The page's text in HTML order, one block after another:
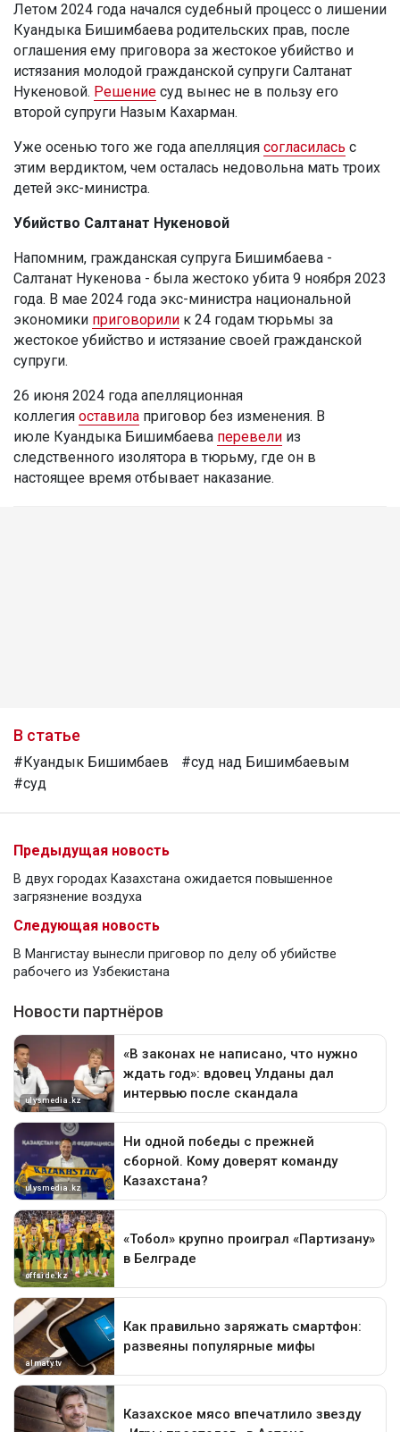
Летом 2024 года начался судебный процесс о лишении
Куандыка Бишимбаева родительских прав, после
оглашения ему приговора за жестокое убийство и
истязания молодой гражданской супруги Салтанат
Нукеновой. Решение суд вынес не в пользу его
второй супруги Назым Кахарман.
Уже осенью того же года апелляция согласилась с
этим вердиктом, чем осталась недовольна мать троих
детей экс-министра.
Убийство Салтанат Нукеновой
Напомним, гражданская супруга Бишимбаева -
Салтанат Нукенова - была жестоко убита 9 ноября 2023
года. В мае 2024 года экс-министра национальной
экономики приговорили к 24 годам тюрьмы за
жестокое убийство и истязание своей гражданской
супруги.
26 июня 2024 года апелляционная
коллегия оставила приговор без изменения. В
июле Куандыка Бишимбаева перевели из
следственного изолятора в тюрьму, где он в
настоящее время отбывает наказание.
В статье
#Куандык Бишимбаев
#суд над Бишимбаевым
#суд
Предыдущая новость
В двух городах Казахстана ожидается повышенное
загрязнение воздуха
Следующая новость
В Мангистау вынесли приговор по делу об убийстве
рабочего из Узбекистана